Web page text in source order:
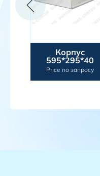
Корпус
595*295*40
Price по запросу